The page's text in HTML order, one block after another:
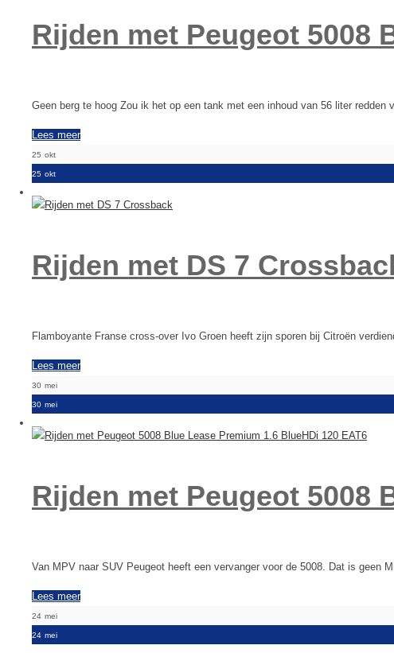
Rijden met Peugeot 5008
Geen berg te hoog Zou ik het op een tank met een inhoud van 56 liter redden
Lees meer
25 okt
25 okt
Rijden met DS 7
Flamboyante Franse cross-over Ivo Groen heeft zijn sporen bij Citroën
Lees meer
30 mei
30 mei
Rijden met Peugeot 5008
Van MPV naar SUV Peugeot heeft een vervanger voor de 5008. Dat is geen
Lees meer
24 mei
24 mei